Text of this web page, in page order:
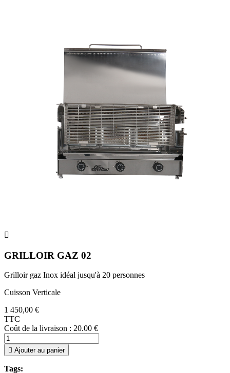

GRILLOIR GAZ 02
Grilloir gaz Inox idéal jusqu'à 20 personnes
Cuisson Verticale
1 450,00 €
TTC
Coût de la livraison : 20.00 €
 Ajouter au panier
Tags: